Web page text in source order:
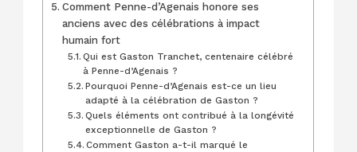
Comment Penne-d’Agenais honore ses
anciens avec des célébrations à impact
humain fort
Qui est Gaston Tranchet, centenaire célébré
à Penne-d’Agenais ?
Pourquoi Penne-d’Agenais est-ce un lieu
adapté à la célébration de Gaston ?
Quels éléments ont contribué à la longévité
exceptionnelle de Gaston ?
Comment Gaston a-t-il marqué le